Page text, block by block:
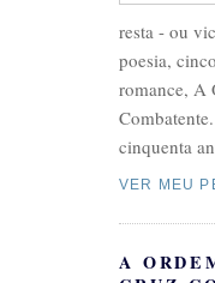
resta - ou
poesia,
romance, A
cinquenta
VER MEU
A